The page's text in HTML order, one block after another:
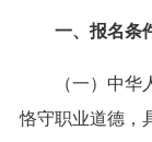
一、报名条
（一）中
恪守职业道德，